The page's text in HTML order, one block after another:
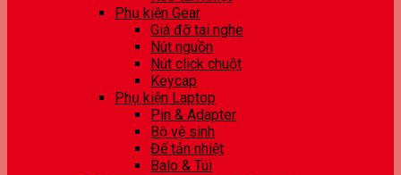
Phụ kiện Gear
Giá đỡ tai nghe
Nút nguồn
Nút click chuột
Keycap
Phụ kiện Laptop
Pin & Adapter
Bộ vệ sinh
Đế tản nhiệt
Balo & Túi